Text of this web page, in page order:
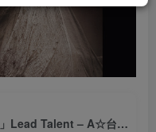
林忆莲 – 「盖亚 (Deluxe Version)」Lead Talent – A☆台湾区